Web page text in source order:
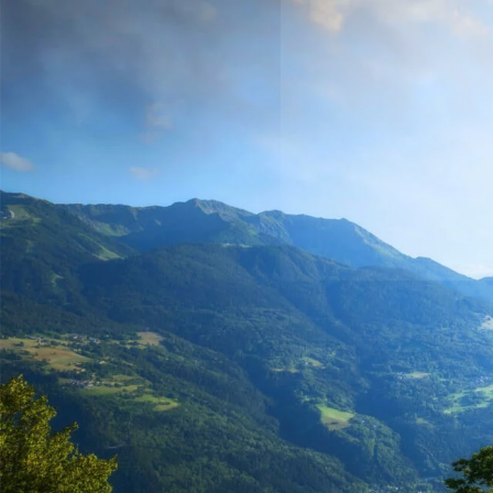
RETOUR
PRÉSENTATION
PAIEMENT EN LIGNE